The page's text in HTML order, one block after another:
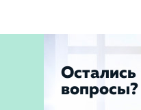
Остались
вопросы?